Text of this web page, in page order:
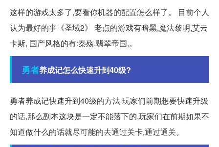
这样的游戏太多了,要看你机器的配置怎么样了。 目前个人
认为最好的事《圣域2》 老点的游戏有暗黑,魔法黎明,艾云
卡斯, 国产风格的有:秦殇,翡翠帝国,。
勇者养成记怎么快速升到40级?
勇者养成记快速升到40级的方法 玩家们前期想要快速升级
的话,那么副本这块是一定不能落下的,玩家们在前期如果不
知道做什么的话就尽可能的去通过关卡,通过通关。